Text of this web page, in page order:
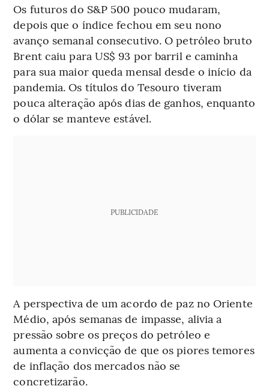
Os futuros do S&P 500 pouco mudaram,
depois que o índice fechou em seu nono
avanço semanal consecutivo. O petróleo bruto
Brent caiu para US$ 93 por barril e caminha
para sua maior queda mensal desde o início da
pandemia. Os títulos do Tesouro tiveram
pouca alteração após dias de ganhos, enquanto
o dólar se manteve estável.
PUBLICIDADE
A perspectiva de um acordo de paz no Oriente
Médio, após semanas de impasse, alivia a
pressão sobre os preços do petróleo e
aumenta a convicção de que os piores temores
de inflação dos mercados não se
concretizarão.